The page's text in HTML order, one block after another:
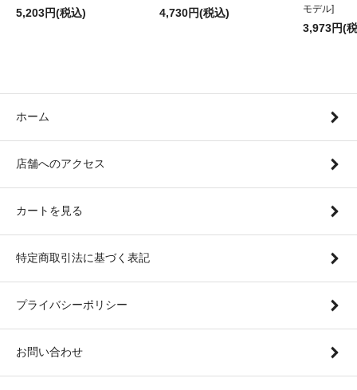
5,203円(税込) 4,730円(税込)
モデル]
3,973円(
ホーム
店舗へのアクセス
カートを見る
特定商取引法に基づく表記
プライバシーポリシー
お問い合わせ